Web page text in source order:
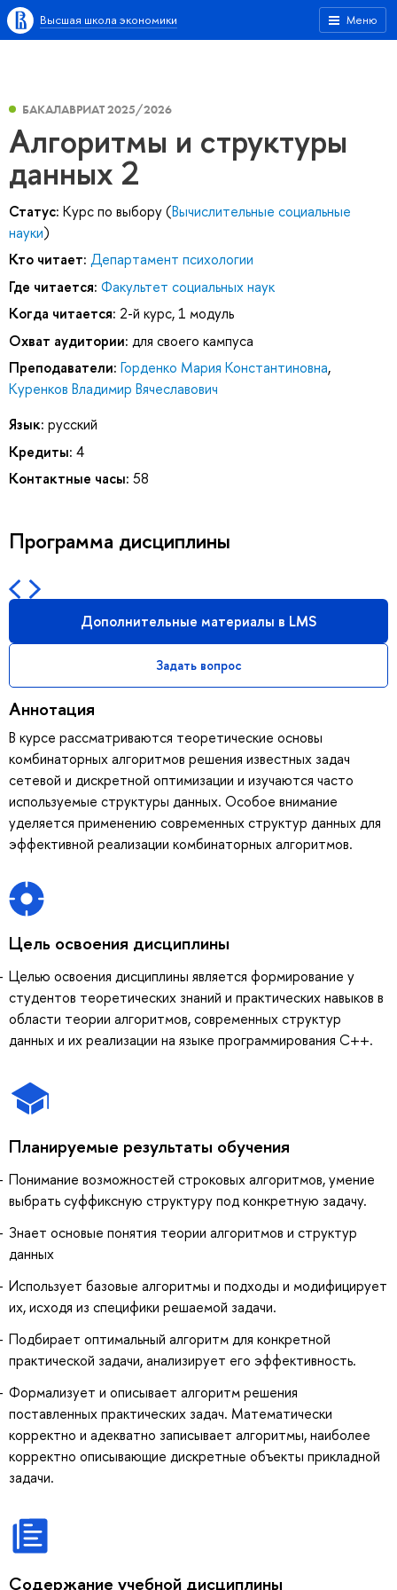
Меню
Высшая школа экономики
БАКАЛАВРИАТ 2025/2026
Алгоритмы и структуры
данных 2
Статус: Курс по выбору (Вычислительные социальные
науки)
Кто читает: Департамент психологии
Где читается: Факультет социальных наук
Когда читается: 2-й курс, 1 модуль
Охват аудитории: для своего кампуса
Преподаватели: Горденко Мария Константиновна,
Куренков Владимир Вячеславович
Язык: русский
Кредиты: 4
Контактные часы: 58
Программа дисциплины
Дополнительные материалы в LMS
Задать вопрос
Аннотация
В курсе рассматриваются теоретические основы
комбинаторных алгоритмов решения известных задач
сетевой и дискретной оптимизации и изучаются часто
используемые структуры данных. Особое внимание
уделяется применению современных структур данных для
эффективной реализации комбинаторных алгоритмов.
Цель освоения дисциплины
Целью освоения дисциплины является формирование у
студентов теоретических знаний и практических навыков в
области теории алгоритмов, современных структур
данных и их реализации на языке программирования C++.
Планируемые результаты обучения
Понимание возможностей строковых алгоритмов, умение
выбрать суффиксную структуру под конкретную задачу.
Знает основые понятия теории алгоритмов и структур
данных
Использует базовые алгоритмы и подходы и модифицирует
их, исходя из специфики решаемой задачи.
Подбирает оптимальный алгоритм для конкретной
практической задачи, анализирует его эффективность.
Формализует и описывает алгоритм решения
поставленных практических задач. Математически
корректно и адекватно записывает алгоритмы, наиболее
корректно описывающие дискретные объекты прикладной
задачи.
Содержание учебной дисциплины